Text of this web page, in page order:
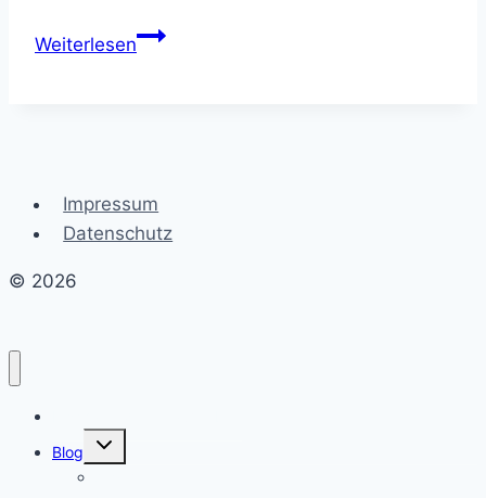
WeiterlesenDie
Aktivität
Impressum
Datenschutz
© 2026
Blog
Untermenü
umschalten